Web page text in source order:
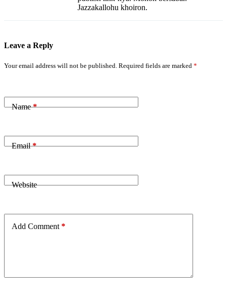
Jazzakallohu khoiron.
Leave a Reply
Your email address will not be published. Required fields are marked *
Name*
Email*
Website
Add Comment *